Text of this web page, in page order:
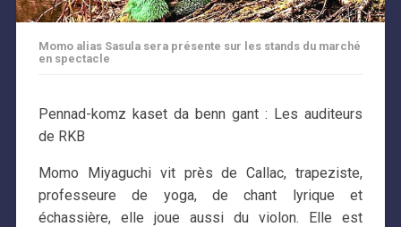
Momo alias Sasula sera présente sur les stands du marché
en spectacle
Pennad-komz kaset da benn gant : Les auditeurs
de RKB
Momo Miyaguchi vit près de Callac, trapeziste,
professeure de yoga, de chant lyrique et
échassière, elle joue aussi du violon. Elle est